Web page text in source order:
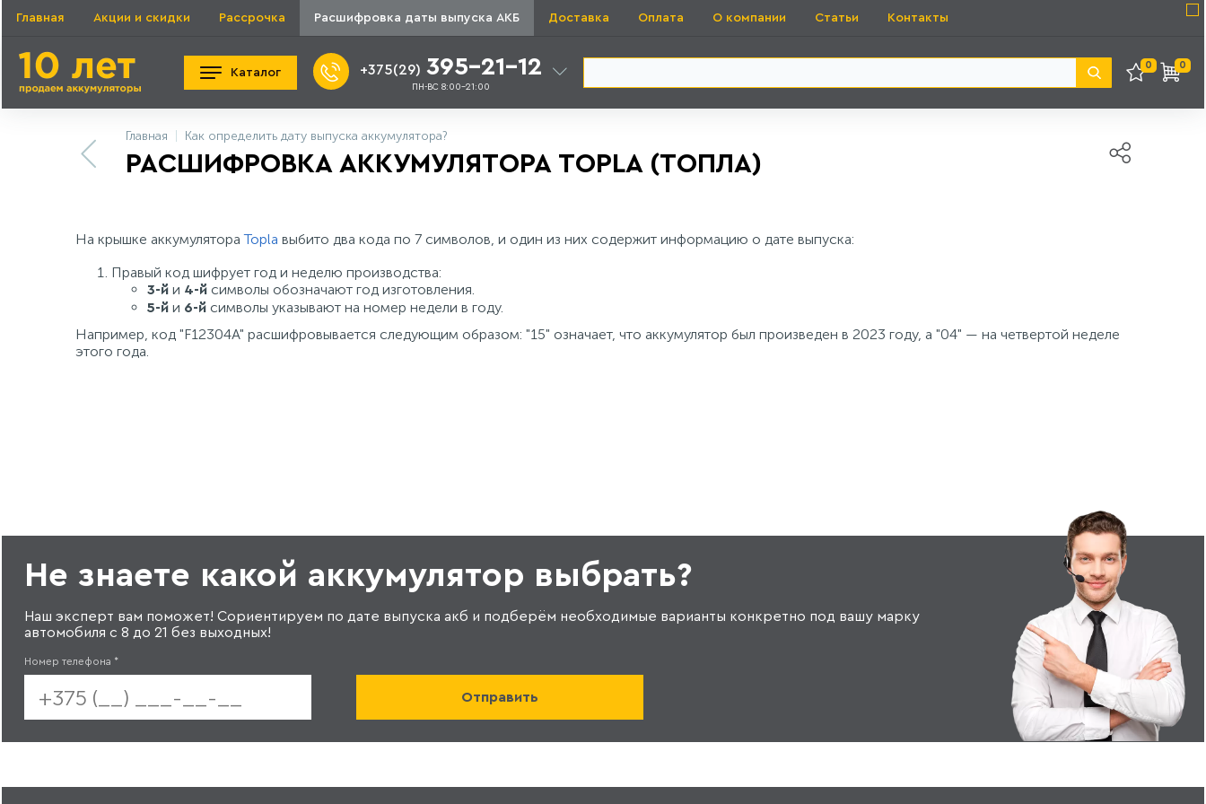
Главная Акции и скидки Рассрочка Расшифровка даты выпуска АКБ Доставка Оплата О компании Статьи Контакты
Каталог +375(29) 395-21-12
ПН-ВС 8:00-21:00
0 0
Главная Как определить дату выпуска аккумулятора?
РАСШИФРОВКА АККУМУЛЯТОРА TOPLA (ТОПЛА)
На крышке аккумулятораTopla выбито два кода по 7 символов, и один из них содержит информацию о дате выпуска:
Правый код шифрует год и неделю производства:
3-й и 4-й символы обозначают год изготовления.
5-й и 6-й символы указывают на номер недели в году.
Например, код "F12304A" расшифровывается следующим образом: "15" означает, что аккумулятор был произведен в 2023 году, а "04" — на четвертой неделе
этого года.
Не знаете какой аккумулятор выбрать?
Наш эксперт вам поможет! Сориентируем по дате выпуска акб и подберём необходимые варианты конкретно под вашу марку
автомобиля с 8 до 21 без выходных!
Номер телефона *